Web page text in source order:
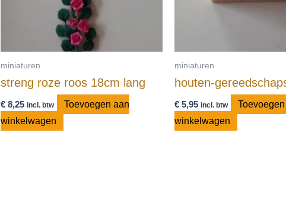
miniaturen
streng roze roos 18cm lang
€ 8,25 incl. btw
Toevoegen aan
winkelwagen
miniaturen
houten-
€5,95 incl. btw
winkelwagen